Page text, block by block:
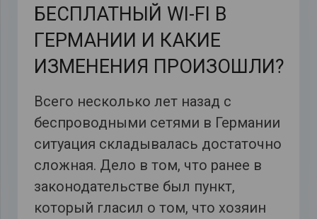
БЕСПЛАТНЫЙ WI-FI В
ГЕРМАНИИ И КАКИЕ
ИЗМЕНЕНИЯ ПРОИЗОШЛИ?
Всего несколько лет назад с
беспроводными сетями в Германии
ситуация складывалась достаточно
сложная. Дело в том, что ранее в
законодательстве был пункт,
который гласил о том, что хозяин